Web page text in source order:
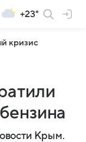
+23°
кризис
Крым.